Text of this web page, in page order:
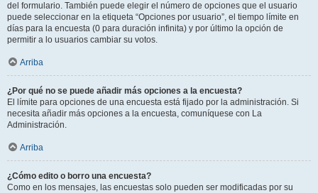
del formulario. También puede elegir el número de opciones que el usuario
puede seleccionar en la etiqueta “Opciones por usuario”, el tiempo límite en
días para la encuesta (0 para duración infinita) y por último la opción de
permitir a lo usuarios cambiar su votos.
Arriba
¿Por qué no se puede añadir más opciones a la encuesta?
El límite para opciones de una encuesta está fijado por la administración. Si
necesita añadir más opciones a la encuesta, comuníquese con La
Administración.
Arriba
¿Cómo edito o borro una encuesta?
Como en los mensajes, las encuestas solo pueden ser modificadas por su